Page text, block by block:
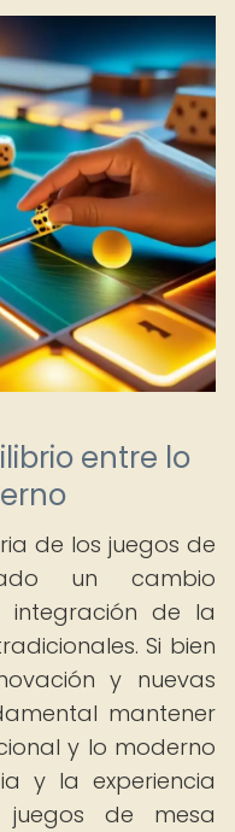
entre lo
de los juegos de
un cambio
de la
Si bien
y nuevas
mantener
y lo moderno
y la experiencia
de mesa